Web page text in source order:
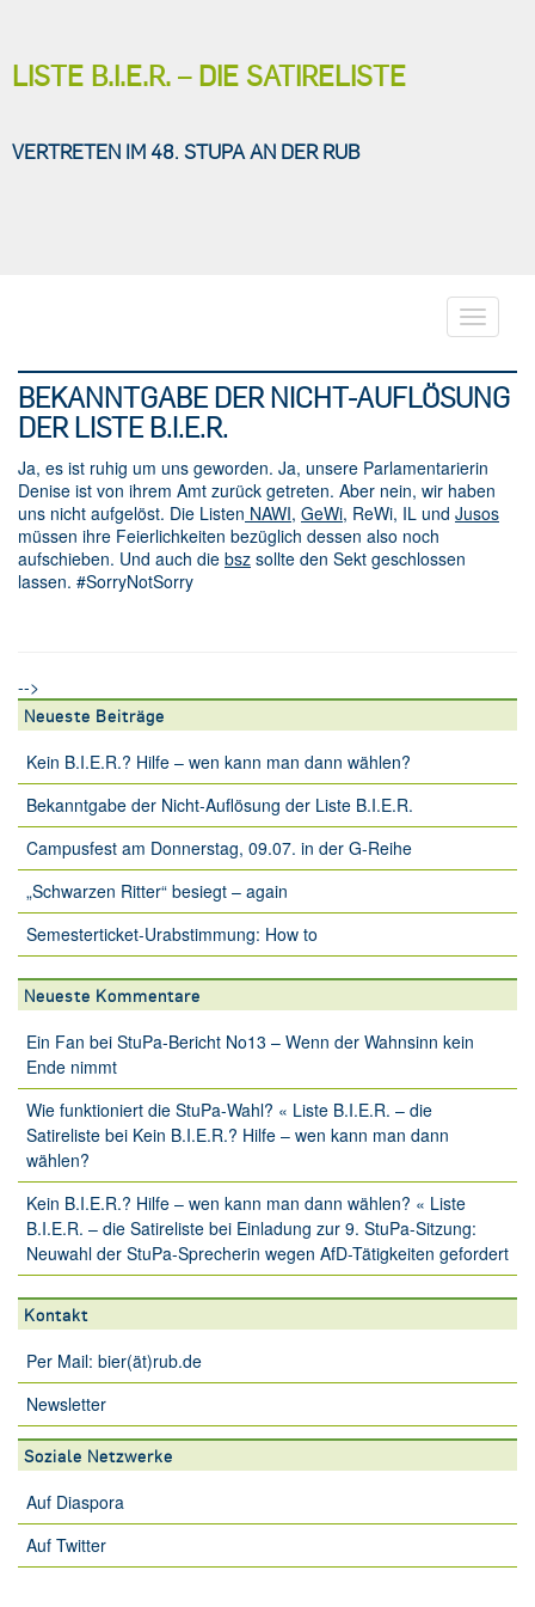
LISTE B.I.E.R. – DIE SATIRELISTE
VERTRETEN IM 48. STUPA AN DER RUB
Toggle
BEKANNTGABE DER NICHT-AUFLÖSUNG
DER LISTE B.I.E.R.
Ja, es ist ruhig um uns geworden. Ja, unsere Parlamentarierin
Denise ist von ihrem Amt zurück getreten. Aber nein, wir haben
uns nicht aufgelöst. Die Listen NAWI, GeWi, ReWi, IL und Jusos
müssen ihre Feierlichkeiten bezüglich dessen also noch
aufschieben. Und auch die bsz sollte den Sekt geschlossen
lassen. #SorryNotSorry
-->
Neueste Beiträge
Kein B.I.E.R.? Hilfe – wen kann man dann wählen?
Bekanntgabe der Nicht-Auflösung der Liste B.I.E.R.
Campusfest am Donnerstag, 09.07. in der G-Reihe
„Schwarzen Ritter“ besiegt – again
Semesterticket-Urabstimmung: How to
Neueste Kommentare
Ein Fan bei StuPa-Bericht No13 – Wenn der Wahnsinn kein
Ende nimmt
Wie funktioniert die StuPa-Wahl? « Liste B.I.E.R. – die
Satireliste bei Kein B.I.E.R.? Hilfe – wen kann man dann
wählen?
Kein B.I.E.R.? Hilfe – wen kann man dann wählen? « Liste
B.I.E.R. – die Satireliste bei Einladung zur 9. StuPa-Sitzung:
Neuwahl der StuPa-Sprecherin wegen AfD-Tätigkeiten gefordert
Kontakt
Per Mail: bier(ät)rub.de
Newsletter
Soziale Netzwerke
Auf Diaspora
Auf Twitter